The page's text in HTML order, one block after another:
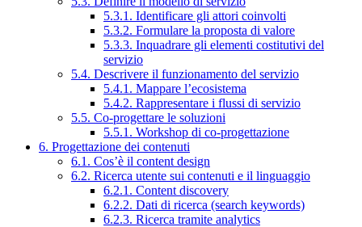
5.3.1. Identificare gli attori coinvolti
5.3.2. Formulare la proposta di valore
5.3.3. Inquadrare gli elementi costitutivi del
servizio
5.4. Descrivere il funzionamento del servizio
5.4.1. Mappare l’ecosistema
5.4.2. Rappresentare i flussi di servizio
5.5. Co-progettare le soluzioni
5.5.1. Workshop di co-progettazione
6. Progettazione dei contenuti
6.1. Cos’è il content design
6.2. Ricerca utente sui contenuti e il linguaggio
6.2.1. Content discovery
6.2.2. Dati di ricerca (search keywords)
6.2.3. Ricerca tramite analytics